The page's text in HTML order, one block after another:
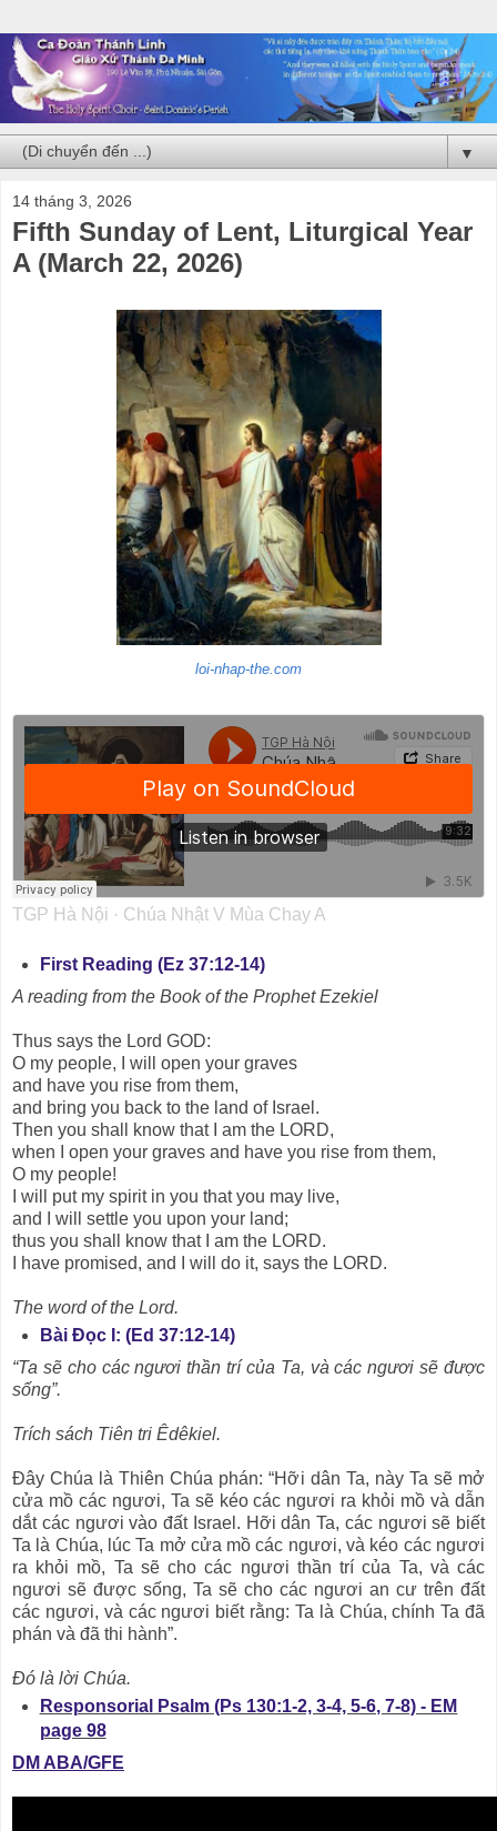
▼
14 tháng 3, 2026
Fifth Sunday of Lent, Liturgical Year
A (March 22, 2026)
loi-nhap-the.com
TGP Hà Nội · Chúa Nhật V Mùa Chay A
First Reading (Ez 37:12-14)
A reading from the Book of the Prophet Ezekiel
Thus says the Lord GOD:
O my people, I will open your graves
and have you rise from them,
and bring you back to the land of Israel.
Then you shall know that I am the LORD,
when I open your graves and have you rise from them,
O my people!
I will put my spirit in you that you may live,
and I will settle you upon your land;
thus you shall know that I am the LORD.
I have promised, and I will do it, says the LORD.
The word of the Lord.
Bài Ðọc I: (Ed 37:12-14)
“Ta sẽ cho các ngươi thần trí của Ta, và các ngươi sẽ được
sống”.
Trích sách Tiên tri Êdêkiel.
Ðây Chúa là Thiên Chúa phán: “Hỡi dân Ta, này Ta sẽ mở
cửa mồ các ngươi, Ta sẽ kéo các ngươi ra khỏi mồ và dẫn
dắt các ngươi vào đất Israel. Hỡi dân Ta, các ngươi sẽ biết
Ta là Chúa, lúc Ta mở cửa mồ các ngươi, và kéo các ngươi
ra khỏi mồ, Ta sẽ cho các ngươi thần trí của Ta, và các
ngươi sẽ được sống, Ta sẽ cho các ngươi an cư trên đất
các ngươi, và các ngươi biết rằng: Ta là Chúa, chính Ta đã
phán và đã thi hành”.
Ðó là lời Chúa.
Responsorial Psalm (Ps 130:1-2, 3-4, 5-6, 7-8) - EM
page 98
DM ABA/GFE